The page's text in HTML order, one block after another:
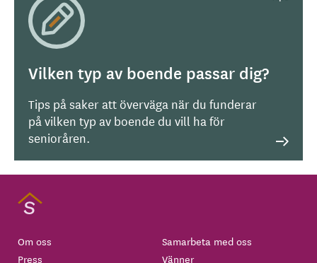
Vilken typ av boende passar dig?
Tips på saker att överväga när du funderar
på vilken typ av boende du vill ha för
senioråren.
Om oss
Press
Samarbeta med oss
Vänner